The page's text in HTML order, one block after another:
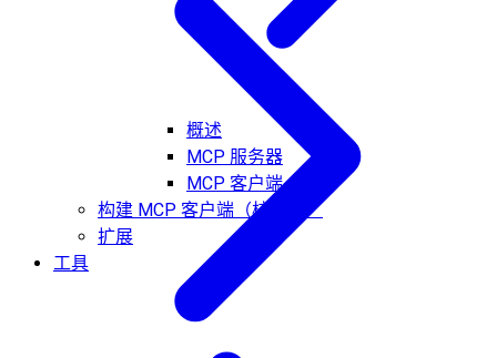
概述
MCP 服务器
MCP 客户端
构建 MCP 客户端（核心版）
扩展
工具